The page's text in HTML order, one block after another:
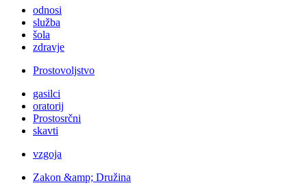
odnosi
služba
šola
zdravje
Prostovoljstvo
gasilci
oratorij
Prostosrčni
skavti
vzgoja
Zakon &amp; Družina